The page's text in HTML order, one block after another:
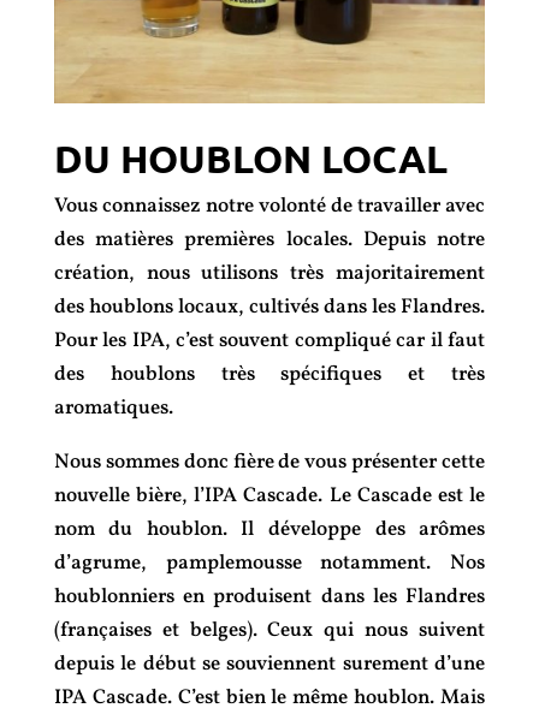
DU HOUBLON LOCAL
Vous connaissez notre volonté de travailler avec
des matières premières locales. Depuis notre
création, nous utilisons très majoritairement
des houblons locaux, cultivés dans les Flandres.
Pour les IPA, c’est souvent compliqué car il faut
des houblons très spécifiques et très
aromatiques.
Nous sommes donc fière de vous présenter cette
nouvelle bière, l’IPA Cascade. Le Cascade est le
nom du houblon. Il développe des arômes
d’agrume, pamplemousse notamment. Nos
houblonniers en produisent dans les Flandres
(françaises et belges). Ceux qui nous suivent
depuis le début se souviennent surement d’une
IPA Cascade. C’est bien le même houblon. Mais